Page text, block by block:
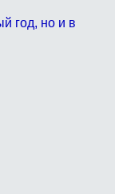
год, но и в